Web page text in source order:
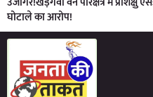
घोटाले का आरोप!